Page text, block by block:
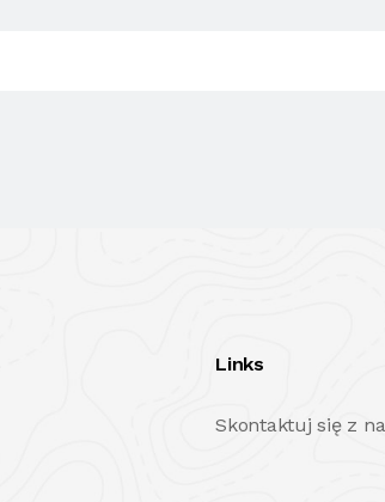
Links
Skontaktuj się z